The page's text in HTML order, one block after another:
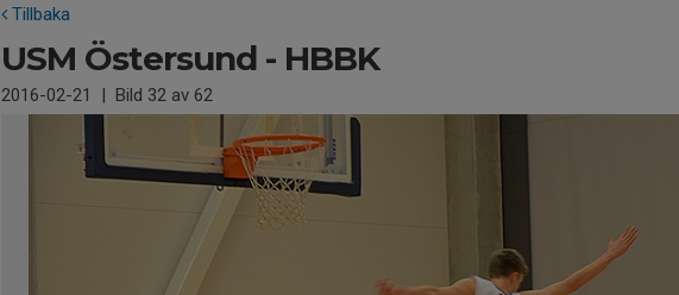
Tillbaka
USM Östersund - HBBK
2016-02-21 | Bild 32 av 62